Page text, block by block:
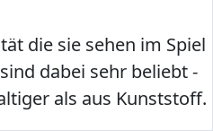
die sie sehen im Spiel
dabei sehr beliebt -
als aus Kunststoff.